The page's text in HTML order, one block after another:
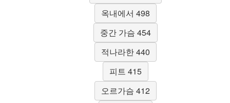
옥내에서 498
중간 가슴 454
적나라한 440
피트 415
오르가슴 412